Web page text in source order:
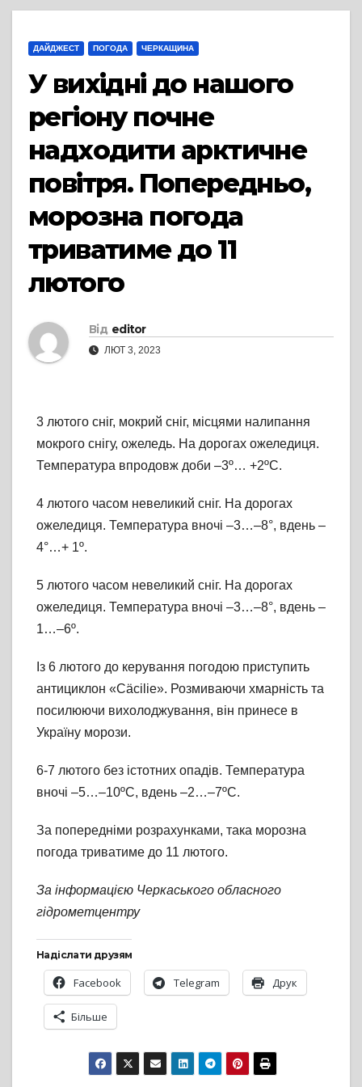
ДАЙДЖЕСТ ПОГОДА ЧЕРКАЩИНА
У вихідні до нашого
регіону почне
надходити арктичне
повітря. Попередньо,
морозна погода
триватиме до 11
лютого
Від editor
ЛЮТ 3, 2023
3 лютого сніг, мокрий сніг, місцями налипання
мокрого снігу, ожеледь. На дорогах ожеледиця.
Температура впродовж доби –3º… +2ºС.
4 лютого часом невеликий сніг. На дорогах
ожеледиця. Температура вночі –3…–8°, вдень –
4°…+ 1º.
5 лютого часом невеликий сніг. На дорогах
ожеледиця. Температура вночі –3…–8°, вдень –
1…–6º.
Із 6 лютого до керування погодою приступить
антициклон «Cäcilie». Розмиваючи хмарність та
посилюючи вихолоджування, він принесе в
Україну морози.
6-7 лютого без істотних опадів. Температура
вночі –5…–10ºС, вдень –2…–7ºС.
За попередніми розрахунками, така морозна
погода триватиме до 11 лютого.
За інформацією Черкаського обласного
гідрометцентру
Надіслати друзям
Facebook Telegram Друк
Більше